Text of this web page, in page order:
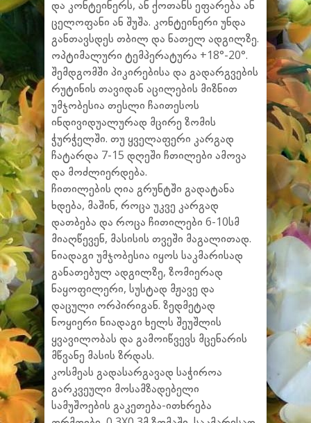
და კონტეინერს, ან ქოთანს ეფარება ან
ცელოფანი ან შუშა. კონტეინერი უნდა
განთავსდეს თბილ და ნათელ ადგილზე.
ოპტიმალური ტემპერატურა +18°-20°.
შემდგომში პიკირებისა და გადარგვების
რუტინის თავიდან აცილების მიზნით
უმჯობესია თესლი ჩაითესოს
ინდივიდუალურად მცირე ზომის
ჭურჭელში. თუ ყველაფერი კარგად
ჩატარდა 7-15 დღეში ჩთილები ამოვა
და მოძლიერდება.
ჩითილების ღია გრუნტში გადატანა
ხდება, მაშინ, როცა უკვე კარგად
დათბება და როცა ჩითილები 6-10სმ
მიაღწევენ, მასისის თვეში მაგალითად.
ნიადაგი უმჯობესია იყოს საკმარისად
განათებულ ადგილზე, ზომიერად
ნაყოფილერი, სუსტად მჟავე და
დაცული ორპირიგან. ზედმეტად
ნოყიერი ნიადაგი ხელს შეუშლის
ყვავილობას და გამოიწვევს მცენარის
მწვანე მასის ზრდას.
კოსმეას გადასარგავად საჭიროა
გარკვეული მოსამზადებელი
სამუშოების გაკეთება-ითხრება